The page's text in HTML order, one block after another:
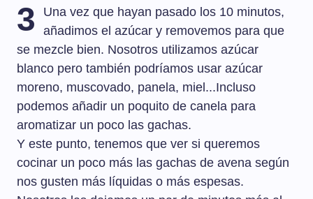
3
Una vez que hayan pasado los 10 minutos,
añadimos el azúcar y removemos para que
se mezcle bien. Nosotros utilizamos azúcar
blanco pero también podríamos usar azúcar
moreno, muscovado, panela, miel...Incluso
podemos añadir un poquito de canela para
aromatizar un poco las gachas.
Y este punto, tenemos que ver si queremos
cocinar un poco más las gachas de avena según
nos gusten más líquidas o más espesas.